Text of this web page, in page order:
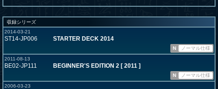
収録シリーズ
2014-03-21
ST14-JP006 STARTER DECK 2014
N
ノーマル仕様
2011-08-13
BE02-JP111 BEGINNER'S EDITION 2 [ 2011 ]
N
ノーマル仕様
2006-03-23